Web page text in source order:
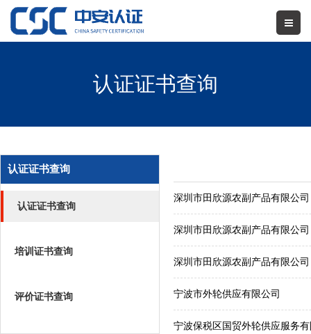
认证证书查询
认证证书查询
认证证书查询
培训证书查询
评价证书查询
深圳市田欣源农副产品有限公司
深圳市田欣源农副产品有限公司
深圳市田欣源农副产品有限公司
宁波市外轮供应有限公司
宁波保税区国贸外轮供应服务